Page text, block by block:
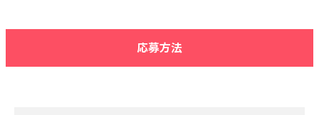
応募方法